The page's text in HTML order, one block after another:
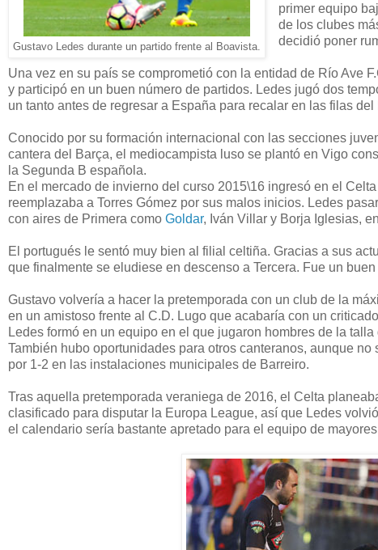
Gustavo Ledes durante un partido frente al Boavista.
primer equipo
de los clubes
decidió poner
Una vez en su país se comprometió con la entidad de Río Ave
y participó en un buen número de partidos. Ledes jugó dos
un tanto antes de regresar a España para recalar en las filas
Conocido por su formación internacional con las secciones
cantera del Barça, el mediocampista luso se plantó en Vigo
la Segunda B española.
En el mercado de invierno del curso 2015\16 ingresó en el
reemplazaba a Torres Gómez por sus malos inicios. Ledes
con aires de Primera como Goldar, Iván Villar y Borja Iglesias,
El portugués le sentó muy bien al filial celtiña. Gracias a sus
que finalmente se eludiese en descenso a Tercera. Fue un
Gustavo volvería a hacer la pretemporada con un club de la
en un amistoso frente al C.D. Lugo que acabaría con un
Ledes formó en un equipo en el que jugaron hombres de la talla
También hubo oportunidades para otros canteranos, aunque
por 1-2 en las instalaciones municipales de Barreiro.
Tras aquella pretemporada veraniega de 2016, el Celta
clasificado para disputar la Europa League, así que Ledes
el calendario sería bastante apretado para el equipo de